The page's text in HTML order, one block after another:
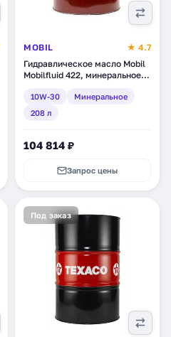
MOBIL
★ 4.7
Гидравлическое масло Mobil
Mobilfluid 422, минеральное,
10W-30
Минеральное
208 л
104 814 ₽
Запрос цены
Под заказ